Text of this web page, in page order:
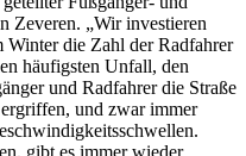
Zeveren. „Wir investieren
Winter die Zahl der Radfahrer
häufigsten Unfall, den
und Radfahrer die Straße
und zwar immer
gibt es immer wieder